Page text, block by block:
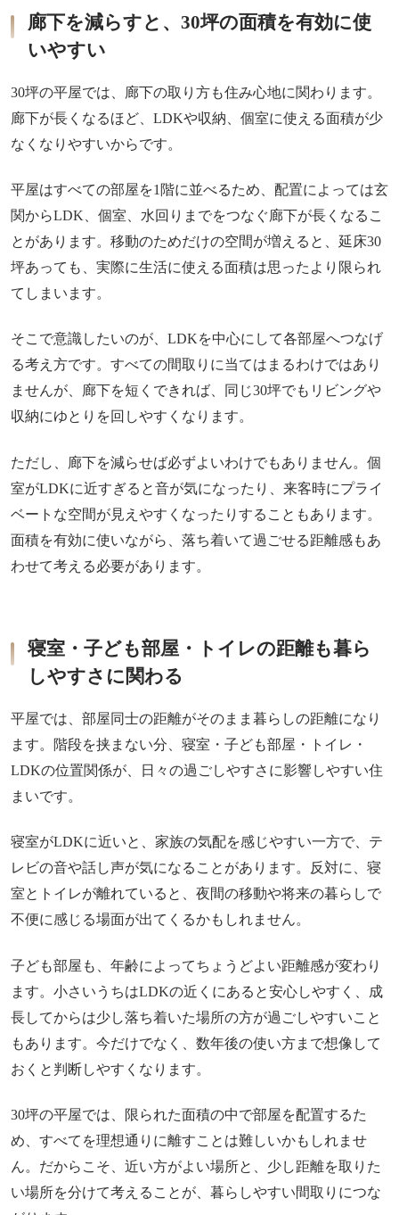
廊下を減らすと、30坪の面積を有効に使
いやすい
30坪の平屋では、廊下の取り方も住み心地に関わります。
廊下が長くなるほど、LDKや収納、個室に使える面積が少
なくなりやすいからです。
平屋はすべての部屋を1階に並べるため、配置によっては玄
関からLDK、個室、水回りまでをつなぐ廊下が長くなるこ
とがあります。移動のためだけの空間が増えると、延床30
坪あっても、実際に生活に使える面積は思ったより限られ
てしまいます。
そこで意識したいのが、LDKを中心にして各部屋へつなげ
る考え方です。すべての間取りに当てはまるわけではあり
ませんが、廊下を短くできれば、同じ30坪でもリビングや
収納にゆとりを回しやすくなります。
ただし、廊下を減らせば必ずよいわけでもありません。個
室がLDKに近すぎると音が気になったり、来客時にプライ
ベートな空間が見えやすくなったりすることもあります。
面積を有効に使いながら、落ち着いて過ごせる距離感もあ
わせて考える必要があります。
寝室・子ども部屋・トイレの距離も暮ら
しやすさに関わる
平屋では、部屋同士の距離がそのまま暮らしの距離になり
ます。階段を挟まない分、寝室・子ども部屋・トイレ・
LDKの位置関係が、日々の過ごしやすさに影響しやすい住
まいです。
寝室がLDKに近いと、家族の気配を感じやすい一方で、テ
レビの音や話し声が気になることがあります。反対に、寝
室とトイレが離れていると、夜間の移動や将来の暮らしで
不便に感じる場面が出てくるかもしれません。
子ども部屋も、年齢によってちょうどよい距離感が変わり
ます。小さいうちはLDKの近くにあると安心しやすく、成
長してからは少し落ち着いた場所の方が過ごしやすいこと
もあります。今だけでなく、数年後の使い方まで想像して
おくと判断しやすくなります。
30坪の平屋では、限られた面積の中で部屋を配置するた
め、すべてを理想通りに離すことは難しいかもしれませ
ん。だからこそ、近い方がよい場所と、少し距離を取りた
い場所を分けて考えることが、暮らしやすい間取りにつな